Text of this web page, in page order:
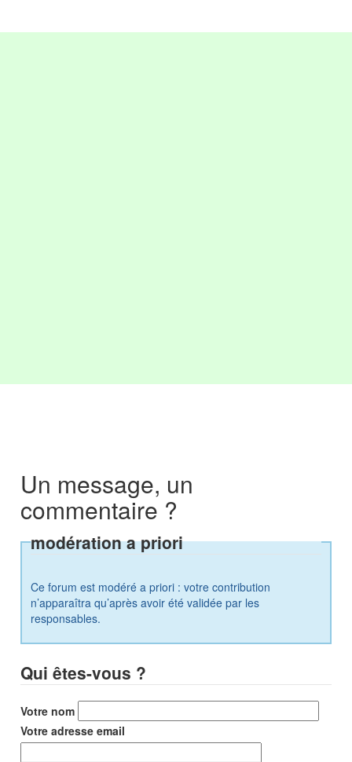
Un message, un
commentaire ?
modération a priori
Ce forum est modéré a priori : votre contribution
n’apparaîtra qu’après avoir été validée par les
responsables.
Qui êtes-vous ?
Votre nom
Votre adresse email